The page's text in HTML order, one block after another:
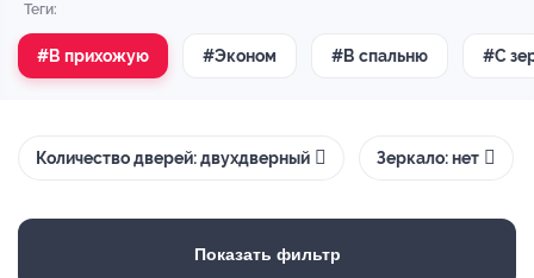
Теги:
#В прихожую #Эконом #В спальню #С
Количество дверей: двухдверный Зеркало: нет
Показать фильтр